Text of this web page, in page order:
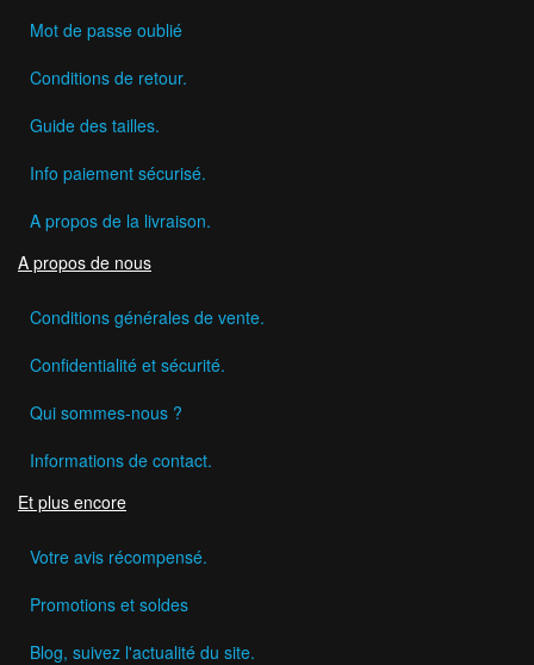
Mot de passe oublié
Conditions de retour.
Guide des tailles.
Info paiement sécurisé.
A propos de la livraison.
A propos de nous
Conditions générales de vente.
Confidentialité et sécurité.
Qui sommes-nous ?
Informations de contact.
Et plus encore
Votre avis récompensé.
Promotions et soldes
Blog, suivez l'actualité du site.